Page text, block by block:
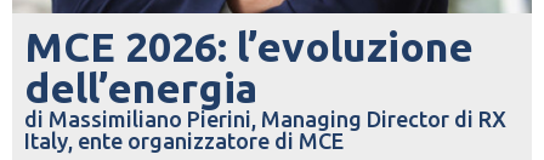
MCE 2026: l’evoluzione
dell’energia
di Massimiliano Pierini, Managing Director di RX
Italy, ente organizzatore di MCE